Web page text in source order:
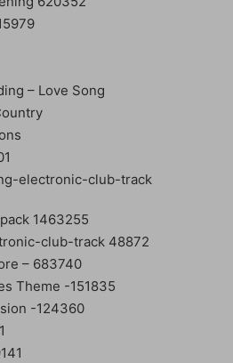
– Love Song
electronic-club-track
1463255
club-track 48872
– 683740
Theme -151835
-124360